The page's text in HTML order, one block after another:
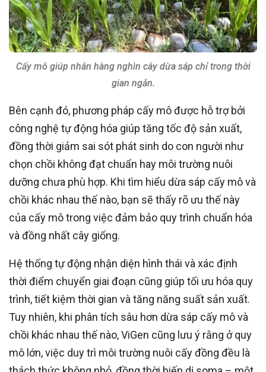
Cấy mô giúp nhân hàng nghìn cây dừa sáp chỉ trong thời
gian ngắn.
Bên cạnh đó, phương pháp cấy mô được hỗ trợ bởi
công nghệ tự động hóa giúp tăng tốc độ sản xuất,
đồng thời giảm sai sót phát sinh do con người như
chọn chồi không đạt chuẩn hay môi trường nuôi
dưỡng chưa phù hợp. Khi tìm hiểu dừa sáp cấy mô và
chồi khác nhau thế nào, bạn sẽ thấy rõ ưu thế này
của cấy mô trong việc đảm bảo quy trình chuẩn hóa
và đồng nhất cây giống.
Hệ thống tự động nhận diện hình thái và xác định
thời điểm chuyển giai đoạn cũng giúp tối ưu hóa quy
trình, tiết kiệm thời gian và tăng năng suất sản xuất.
Tuy nhiên, khi phân tích sâu hơn dừa sáp cấy mô và
chồi khác nhau thế nào, ViGen cũng lưu ý rằng ở quy
mô lớn, việc duy trì môi trường nuôi cấy đồng đều là